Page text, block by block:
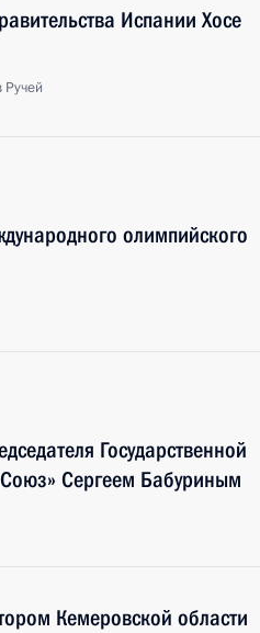
Испании Хосе
Ручей
олимпийского
Государственной
Сергеем Бабуриным
Кемеровской области